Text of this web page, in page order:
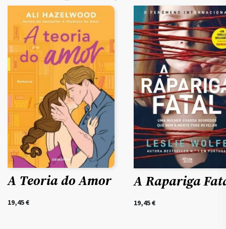
A Teoria do Amor
19,45€
A Rapariga
19,45€